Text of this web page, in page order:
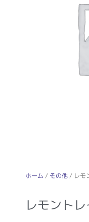
ホーム / その他/ レモ
レモントレ